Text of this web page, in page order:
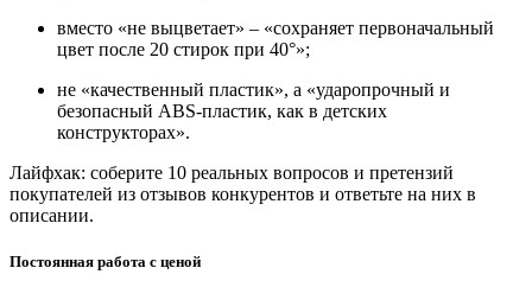
вместо «не выцветает» – «сохраняет первоначальный
цвет после 20 стирок при 40°»;
не «качественный пластик», а «ударопрочный и
безопасный ABS-пластик, как в детских
конструкторах».
Лайфхак: соберите 10 реальных вопросов и претензий
покупателей из отзывов конкурентов и ответьте на них в
описании.
Постоянная работа с ценой